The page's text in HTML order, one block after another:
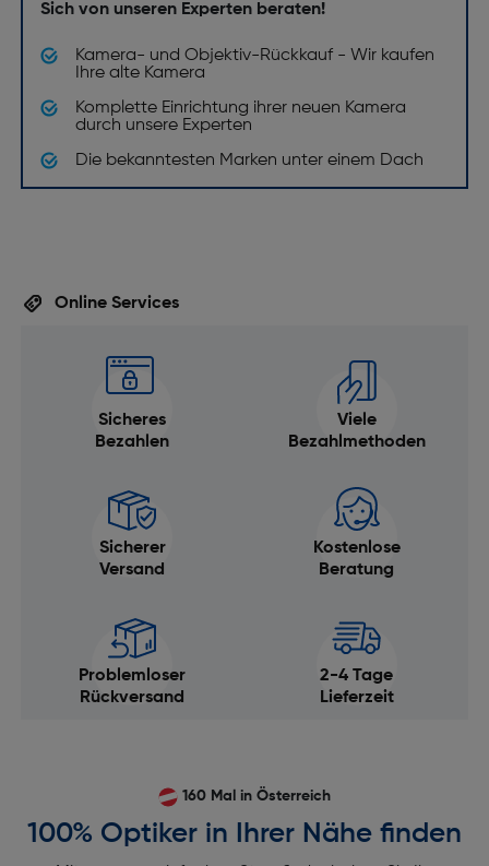
Sich von unseren Experten beraten!
Kamera- und Objektiv-Rückkauf - Wir kaufen
Ihre alte Kamera
Komplette Einrichtung ihrer neuen Kamera
durch unsere Experten
Die bekanntesten Marken unter einem Dach
Online Services
Sicheres
Bezahlen
Viele
Bezahlmethoden
Sicherer
Versand
Kostenlose
Beratung
Problemloser
Rückversand
2-4 Tage
Lieferzeit
160 Mal in Österreich
100% Optiker in Ihrer Nähe finden